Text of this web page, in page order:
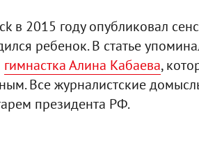
в 2015 году опубликовал
ребенок. В статье
гимнастка Алина Кабаева,
Все журналистские
президента РФ.